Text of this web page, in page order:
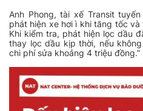
Anh Phong, tài xế Transit
phát hiện xe hơi ì khi tăng tốc
Khi kiểm tra, phát hiện lọc dầu
thay lọc dầu kịp thời, nếu
chi phí sửa khoảng 4 triệu đồng.”